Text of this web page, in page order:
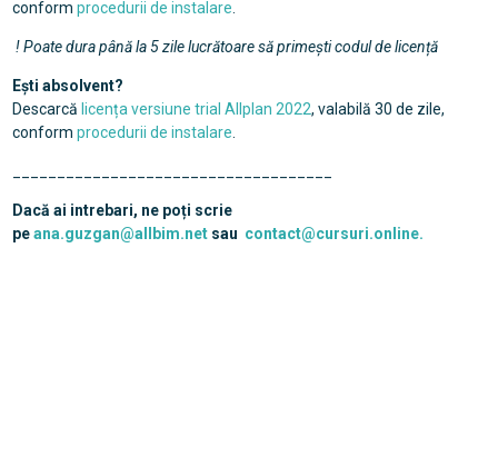
conform procedurii de instalare
! Poate dura până la 5 zile lucrătoare să primești codul de licență
Ești absolvent?
Descarcă licența versiune trial Allplan 2022, valabilă 30 de zile,
conform procedurii de instalare
Dacă ai intrebari, ne poți scrie
peana.guzgan@allbim.netsau contact@cursuri.online.